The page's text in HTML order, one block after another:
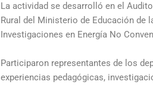
La actividad se desarrolló en el
Rural del Ministerio de Educación de
Investigaciones en Energía No
Participaron representantes de los
experiencias pedagógicas,